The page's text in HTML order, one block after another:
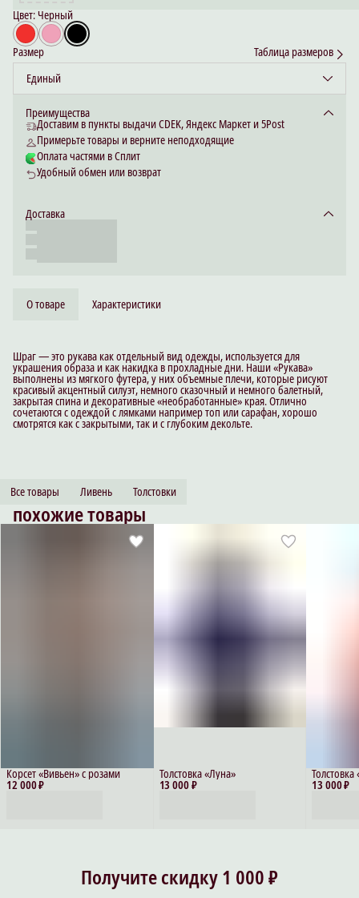
Цвет: Черный
Размер
Таблица размеров
Единый
Преимущества
Доставим в пункты выдачи CDEK, Яндекс Маркет и 5Post
Примерьте товары и верните неподходящие
Оплата частями в Сплит
Удобный обмен или возврат
Доставка
О товаре Характеристики
Шраг — это рукава как отдельный вид одежды, используется для
украшения образа и как накидка в прохладные дни. Наши «Рукава»
выполнены из мягкого футера, у них объемные плечи, которые рисуют
красивый акцентный силуэт, немного сказочный и немного балетный,
закрытая спина и декоративные «необработанные» края. Отлично
сочетаются с одеждой с лямками например топ или сарафан, хорошо
смотрятся как с закрытыми, так и с глубоким декольте.
Все товары Ливень Толстовки
похожие товары
12 000 ₽
Корсет «Вивьен» с розами
13 000 ₽
Толстовка «Луна»
13 000 ₽
Получите скидку 1 000 ₽